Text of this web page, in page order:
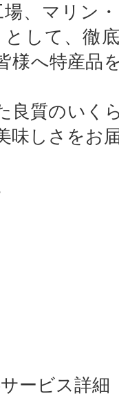
場、マリン
して、徹
様へ特産品
良質のいく
味しさをお
ービス詳細